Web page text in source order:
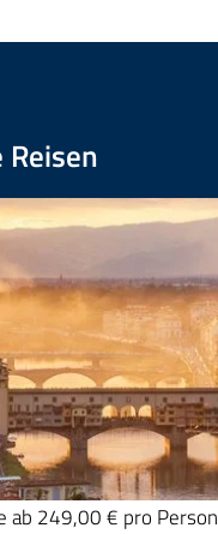
ab 249,00 € pro Person